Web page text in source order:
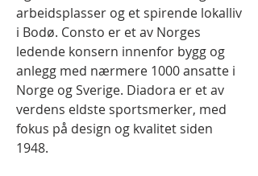
arbeidsplasser og et spirende lokalliv
i Bodø. Consto er et av Norges
ledende konsern innenfor bygg og
anlegg med nærmere 1000 ansatte i
Norge og Sverige. Diadora er et av
verdens eldste sportsmerker, med
fokus på design og kvalitet siden
1948.